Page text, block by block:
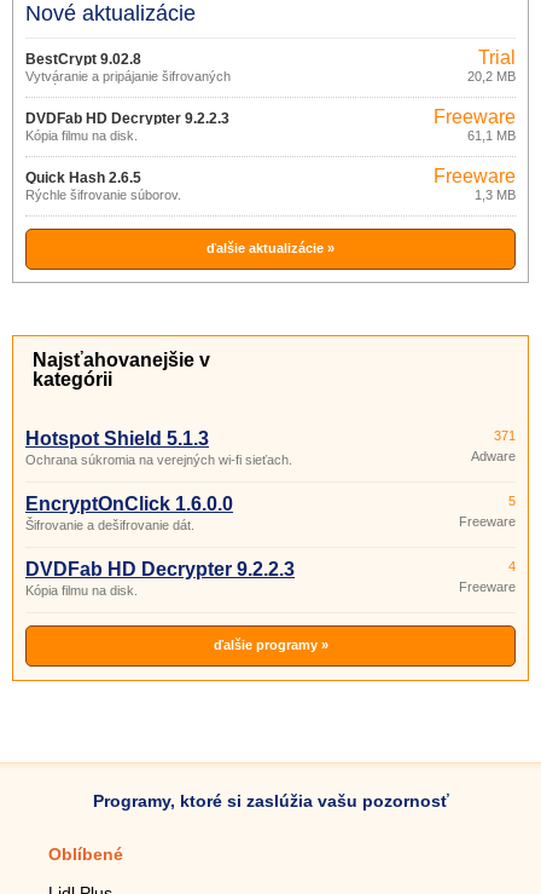
Nové aktualizácie
BestCrypt 9.02.8
Vytváranie a pripájanie šifrovaných
virtuálnych diskov.
Trial
20,2 MB
DVDFab HD Decrypter 9.2.2.3
Kópia filmu na disk.
Freeware
61,1 MB
Quick Hash 2.6.5
Rýchle šifrovanie súborov.
Freeware
1,3 MB
ďalšie aktualizácie »
Najsťahovanejšie v
kategórii
Hotspot Shield 5.1.3
Ochrana súkromia na verejných wi-fi sieťach.
371
Adware
EncryptOnClick 1.6.0.0
Šifrovanie a dešifrovanie dát.
5
Freeware
DVDFab HD Decrypter 9.2.2.3
Kópia filmu na disk.
4
Freeware
ďalšie programy »
Programy, ktoré si zaslúžia vašu pozornosť
Oblíbené